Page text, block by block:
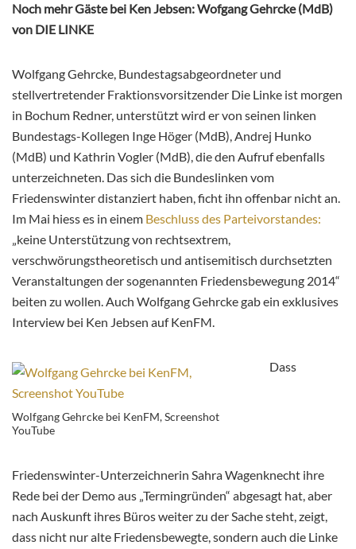
Noch mehr Gäste bei Ken Jebsen: Wofgang Gehrcke (MdB)
von DIE LINKE
Wolfgang Gehrcke, Bundestagsabgeordneter und
stellvertretender Fraktionsvorsitzender Die Linke ist morgen
in Bochum Redner, unterstützt wird er von seinen linken
Bundestags-Kollegen Inge Höger (MdB), Andrej Hunko
(MdB) und Kathrin Vogler (MdB), die den Aufruf ebenfalls
unterzeichneten. Das sich die Bundeslinken vom
Friedenswinter distanziert haben, ficht ihn offenbar nicht an.
Im Mai hiess es in einem Beschluss des Parteivorstandes:
„keine Unterstützung von rechtsextrem,
verschwörungstheoretisch und antisemitisch durchsetzten
Veranstaltungen der sogenannten Friedensbewegung 2014“
beiten zu wollen. Auch Wolfgang Gehrcke gab ein exklusives
Interview bei Ken Jebsen auf KenFM.
Wolfgang Gehrcke bei KenFM, Screenshot
YouTube
Dass
Friedenswinter-Unterzeichnerin Sahra Wagenknecht ihre
Rede bei der Demo aus „Termingründen“ abgesagt hat, aber
nach Auskunft ihres Büros weiter zu der Sache steht, zeigt,
dass nicht nur alte Friedensbewegte, sondern auch die Linke